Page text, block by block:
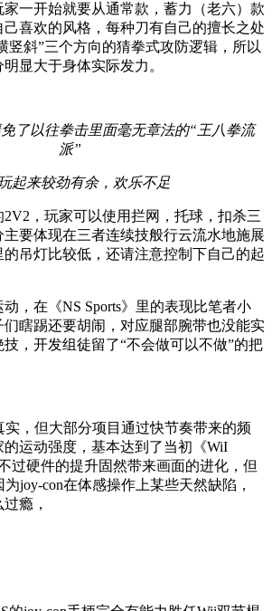
一开始就要从通常款，蓄力（老六）款
喜欢的风格，每种刀有自己的擅长之处
竖斜”三个方向的猜拳式攻防逻辑，所以
显大于身体实际发力。
了以往拳击里面毫无章法的“王八拳流
派”
起来较劲有余，欢乐不足
，玩家可以使用拦网，托球，扣杀三
要体现在三者连续技般行云流水地施展
吊灯比较低，还请注意控制下自己的起
，在《NS Sports》里的表现比笔者小
瞎踢还要胡闹，对应腿部腕带也没能实
，开发组徒留了“不会做可以不做”的把
实，但大部分项目通过快节奏带来的频
运动强度，基本达到了当初《WiI
过硬件的提升固然带来画面的进化，但
为joy-con在体感操作上某些天然缺陷，
瘾，